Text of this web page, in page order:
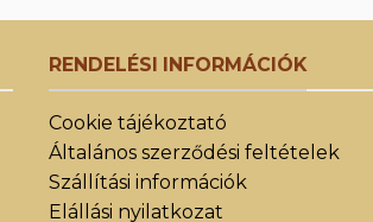
RENDELÉSI INFORMÁCIÓK
Cookie tájékoztató
Általános szerződési feltételek
Szállítási információk
Elállási nyilatkozat